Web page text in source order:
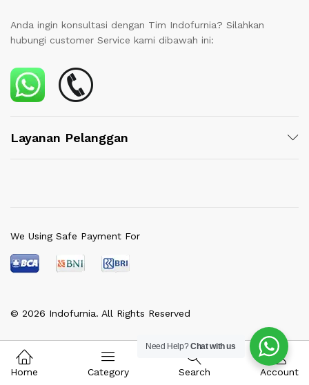
Anda ingin konsultasi dengan Tim Indofurnia? Silahkan
hubungi customer Service kami dibawah ini:
Layanan Pelanggan
© 2026 Indofurnia. All Rights Reserved
We Using Safe Payment For
Need Help?Chat with us
Home Category Search Account